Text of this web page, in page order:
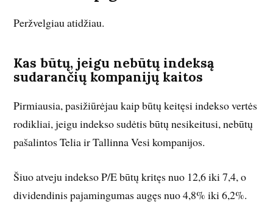
Peržvelgiau atidžiau.
Kas būtų, jeigu nebūtų indeksą
sudarančių kompanijų kaitos
Pirmiausia, pasižiūrėjau kaip būtų keitęsi indekso vertės
rodikliai, jeigu indekso sudėtis būtų nesikeitusi, nebūtų
pašalintos Telia ir Tallinna Vesi kompanijos.
Šiuo atveju indekso P/E būtų kritęs nuo 12,6 iki 7,4, o
dividendinis pajamingumas augęs nuo 4,8% iki 6,2%.